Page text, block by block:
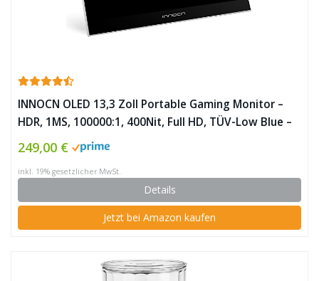
INNOCN OLED 13,3 Zoll Portable Gaming Monitor –
HDR, 1MS, 100000:1, 400Nit, Full HD, TÜV-Low Blue –
Tragbarer Bildschirm mit USB C & HDMI für Laptop,
PC, MacBook Pro, Surface, Xbox, PS4, PS5, 13A1F ✪
249,00 €
inkl. 19% gesetzlicher MwSt.
Details
Jetzt bei Amazon kaufen